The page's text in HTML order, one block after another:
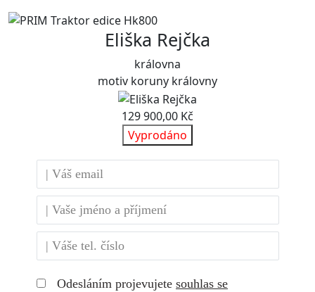
Eliška Rejčka
královna
motiv koruny královny
129 900,00 Kč
Vyprodáno
Odesláním projevujetesouhlas se